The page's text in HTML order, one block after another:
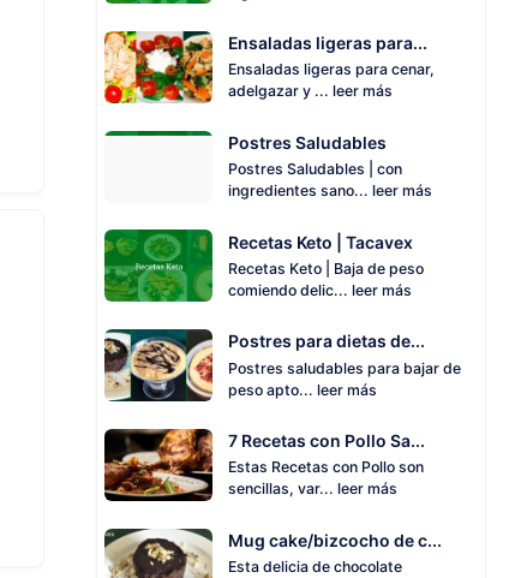
Ensaladas ligeras para...
Ensaladas ligeras para cenar,
adelgazar y ... leer más
Postres Saludables
Postres Saludables | con
ingredientes sano... leer más
Recetas Keto | Tacavex
Recetas Keto | Baja de peso
comiendo delic... leer más
Postres para dietas de...
Postres saludables para bajar de
peso apto... leer más
7 Recetas con Pollo Sa...
Estas Recetas con Pollo son
sencillas, var... leer más
Mug cake/bizcocho de c...
Esta delicia de chocolate